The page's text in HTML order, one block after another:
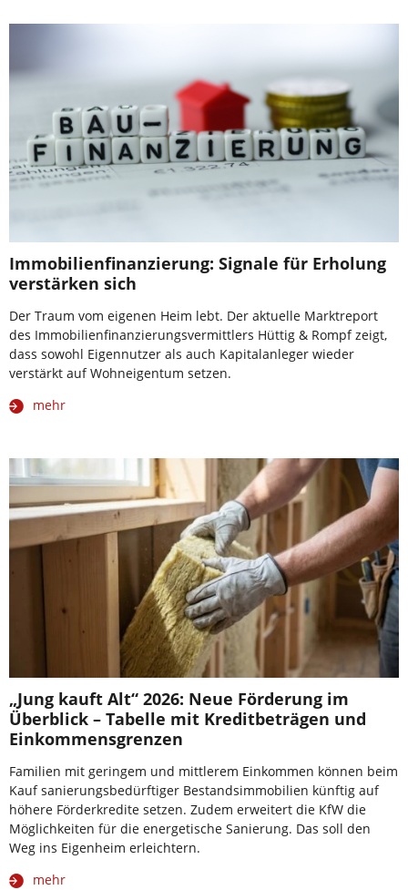
Immobilienfinanzierung: Signale für Erholung
verstärken sich
Der Traum vom eigenen Heim lebt. Der aktuelle Marktreport
des Immobilienfinanzierungsvermittlers Hüttig & Rompf zeigt,
dass sowohl Eigennutzer als auch Kapitalanleger wieder
verstärkt auf Wohneigentum setzen.
mehr
„Jung kauft Alt“ 2026: Neue Förderung im
Überblick – Tabelle mit Kreditbeträgen und
Einkommensgrenzen
Familien mit geringem und mittlerem Einkommen können beim
Kauf sanierungsbedürftiger Bestandsimmobilien künftig auf
höhere Förderkredite setzen. Zudem erweitert die KfW die
Möglichkeiten für die energetische Sanierung. Das soll den
Weg ins Eigenheim erleichtern.
mehr